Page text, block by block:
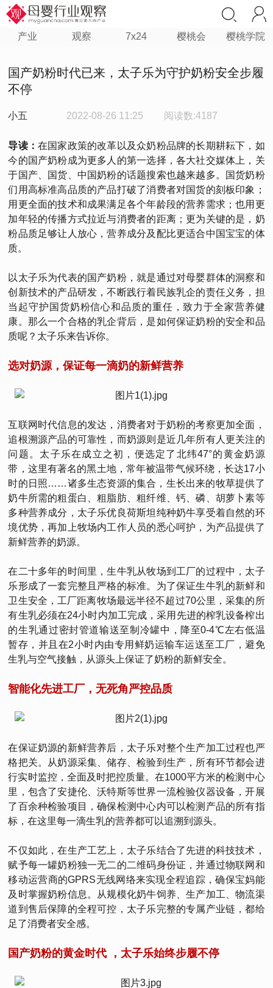
产业 观察 7x24 樱桃会 樱桃学院
国产奶粉时代已来，太子乐为守护奶粉安全步履
不停
小五 2022-08-26 11:25 阅读数:4187
导读：在国家政策的改革以及众奶粉品牌的长期耕耘下，如
今的国产奶粉成为更多人的第一选择，各大社交媒体上，关
于国产、国货、中国奶粉的话题搜索也越来越多。国货奶粉
们用高标准高品质的产品打破了消费者对国货的刻板印象；
用更全面的技术和成果满足各个年龄段的营养需求；也用更
加年轻的传播方式拉近与消费者的距离；更为关键的是，奶
粉品质足够让人放心，营养成分及配比更适合中国宝宝的体
质。
以太子乐为代表的国产奶粉，就是通过对母婴群体的洞察和
创新技术的产品研发，不断践行着民族乳企的责任义务，担
当起守护国货奶粉信心和品质的重任，致力于全家营养健
康。那么一个合格的乳企背后，是如何保证奶粉的安全和品
质呢？太子乐来告诉你。
选对奶源，保证每一滴奶的新鲜营养
互联网时代信息的发达，消费者对于奶粉的考察更加全面，
追根溯源产品的可靠性，而奶源则是近几年所有人更关注的
问题。太子乐在成立之初，便选定了北纬47°的黄金奶源
带，这里有著名的黑土地，常年被温带气候环绕，长达17小
时的日照……诸多生态资源的集合，生长出来的牧草提供了
奶牛所需的粗蛋白、粗脂肪、粗纤维、钙、磷、胡萝卜素等
多种营养成分，太子乐优良荷斯坦纯种奶牛享受着自然的环
境优势，再加上牧场内工作人员的悉心呵护，为产品提供了
新鲜营养的奶源。
在二十多年的时间里，生牛乳从牧场到工厂的过程中，太子
乐形成了一套完整且严格的标准。为了保证生牛乳的新鲜和
卫生安全，工厂距离牧场最远半径不超过70公里，采集的所
有生乳必须在24小时内加工完成，采用先进的榨乳设备榨出
的生乳通过密封管道输送至制冷罐中，降至0-4℃左右低温
暂存，并且在2小时内由专用鲜奶运输车运送至工厂，避免
生乳与空气接触，从源头上保证了奶粉的新鲜安全。
智能化先进工厂，无死角严控品质
在保证奶源的新鲜营养后，太子乐对整个生产加工过程也严
格把关。从奶源采集、储存、检验到生产，所有环节都会进
行实时监控，全面及时把控质量。在1000平方米的检测中心
里，包含了安捷伦、沃特斯等世界一流检验仪器设备，开展
了百余种检验项目，确保检测中心内可以检测产品的所有指
标，在这里每一滴生乳的营养都可以追溯到源头。
不仅如此，在生产工艺上，太子乐结合了先进的科技技术，
赋予每一罐奶粉独一无二的二维码身份证，并通过物联网和
移动运营商的GPRS无线网络来实现全程追踪，确保宝妈能
及时掌握奶粉信息。从规模化奶牛饲养、生产加工、物流渠
道到售后保障的全程可控，太子乐完整的专属产业链，都给
足了消费者安全感。
国产奶粉的黄金时代 ，太子乐始终步履不停